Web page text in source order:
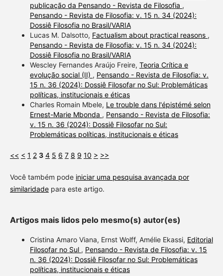
publicação da Pensando - Revista de Filosofia ,
Pensando - Revista de Filosofia: v. 15 n. 34 (2024):
Dossiê Filosofia no Brasil/VARIA
Lucas M. Dalsotto, Factualism about practical reasons ,
Pensando - Revista de Filosofia: v. 15 n. 34 (2024):
Dossiê Filosofia no Brasil/VARIA
Wescley Fernandes Araújo Freire, Teoria Crítica e
evolução social (II) , Pensando - Revista de Filosofia: v.
15 n. 36 (2024): Dossiê Filosofar no Sul: Problemáticas
políticas, institucionais e éticas
Charles Romain Mbele, Le trouble dans l'épistémé selon
Ernest-Marie Mbonda , Pensando - Revista de Filosofia:
v. 15 n. 36 (2024): Dossiê Filosofar no Sul:
Problemáticas políticas, institucionais e éticas
<< < 1 2 3 4 5 6 7 8 9 10 > >>
Você também pode iniciar uma pesquisa avançada por
similaridadepara este artigo.
Artigos mais lidos pelo mesmo(s) autor(es)
Cristina Amaro Viana, Ernst Wolff, Amélie Ekassi, Editorial
Filosofar no Sul , Pensando - Revista de Filosofia: v. 15
n. 36 (2024): Dossiê Filosofar no Sul: Problemáticas
políticas, institucionais e éticas